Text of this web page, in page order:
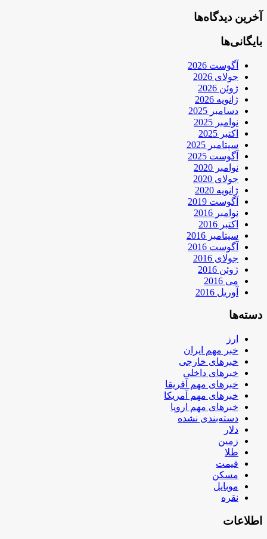
آخرین دیدگاه‌ها
بایگانی‌ها
آگوست 2026
جولای 2026
ژوئن 2026
ژانویه 2026
دسامبر 2025
نوامبر 2025
اکتبر 2025
سپتامبر 2025
آگوست 2025
نوامبر 2020
جولای 2020
ژانویه 2020
آگوست 2019
نوامبر 2016
اکتبر 2016
سپتامبر 2016
آگوست 2016
جولای 2016
ژوئن 2016
می 2016
آوریل 2016
دسته‌ها
ارز
خبر مهم ایران
خبرهای خارجی
خبرهای داخلی
خبرهای مهم آفریقا
خبرهای مهم آمریکا
خبرهای مهم اروپا
دسته‌بندی نشده
دلار
زمین
طلا
قیمت
مسکن
موبایل
نقره
اطلاعات